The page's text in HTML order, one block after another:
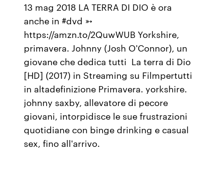
13 mag 2018 LA TERRA DI DIO è ora
anche in #dvd ➳
https://amzn.to/2QuwWUB Yorkshire,
primavera. Johnny (Josh O'Connor), un
giovane che dedica tutti La terra di Dio
[HD] (2017) in Streaming su Filmpertutti
in altadefinizione Primavera. yorkshire.
johnny saxby, allevatore di pecore
giovani, intorpidisce le sue frustrazioni
quotidiane con binge drinking e casual
sex, fino all'arrivo.